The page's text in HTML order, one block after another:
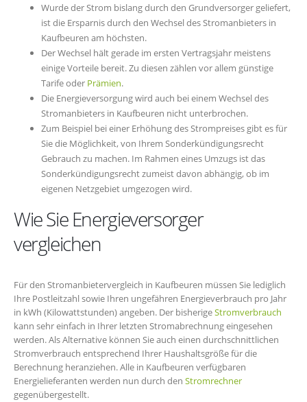
Wurde der Strom bislang durch den Grundversorger geliefert,
ist die Ersparnis durch den Wechsel des Stromanbieters in
Kaufbeuren am höchsten.
Der Wechsel hält gerade im ersten Vertragsjahr meistens
einige Vorteile bereit. Zu diesen zählen vor allem günstige
Tarife oder Prämien.
Die Energieversorgung wird auch bei einem Wechsel des
Stromanbieters in Kaufbeuren nicht unterbrochen.
Zum Beispiel bei einer Erhöhung des Strompreises gibt es für
Sie die Möglichkeit, von Ihrem Sonderkündigungsrecht
Gebrauch zu machen. Im Rahmen eines Umzugs ist das
Sonderkündigungsrecht zumeist davon abhängig, ob im
eigenen Netzgebiet umgezogen wird.
Wie Sie Energieversorger
vergleichen
Für den Stromanbietervergleich in Kaufbeuren müssen Sie lediglich
Ihre Postleitzahl sowie Ihren ungefähren Energieverbrauch pro Jahr
in kWh (Kilowattstunden) angeben. Der bisherigeStromverbrauch
kann sehr einfach in Ihrer letzten Stromabrechnung eingesehen
werden. Als Alternative können Sie auch einen durchschnittlichen
Stromverbrauch entsprechend Ihrer Haushaltsgröße für die
Berechnung heranziehen. Alle in Kaufbeuren verfügbaren
Energielieferanten werden nun durch den Stromrechner
gegenübergestellt.